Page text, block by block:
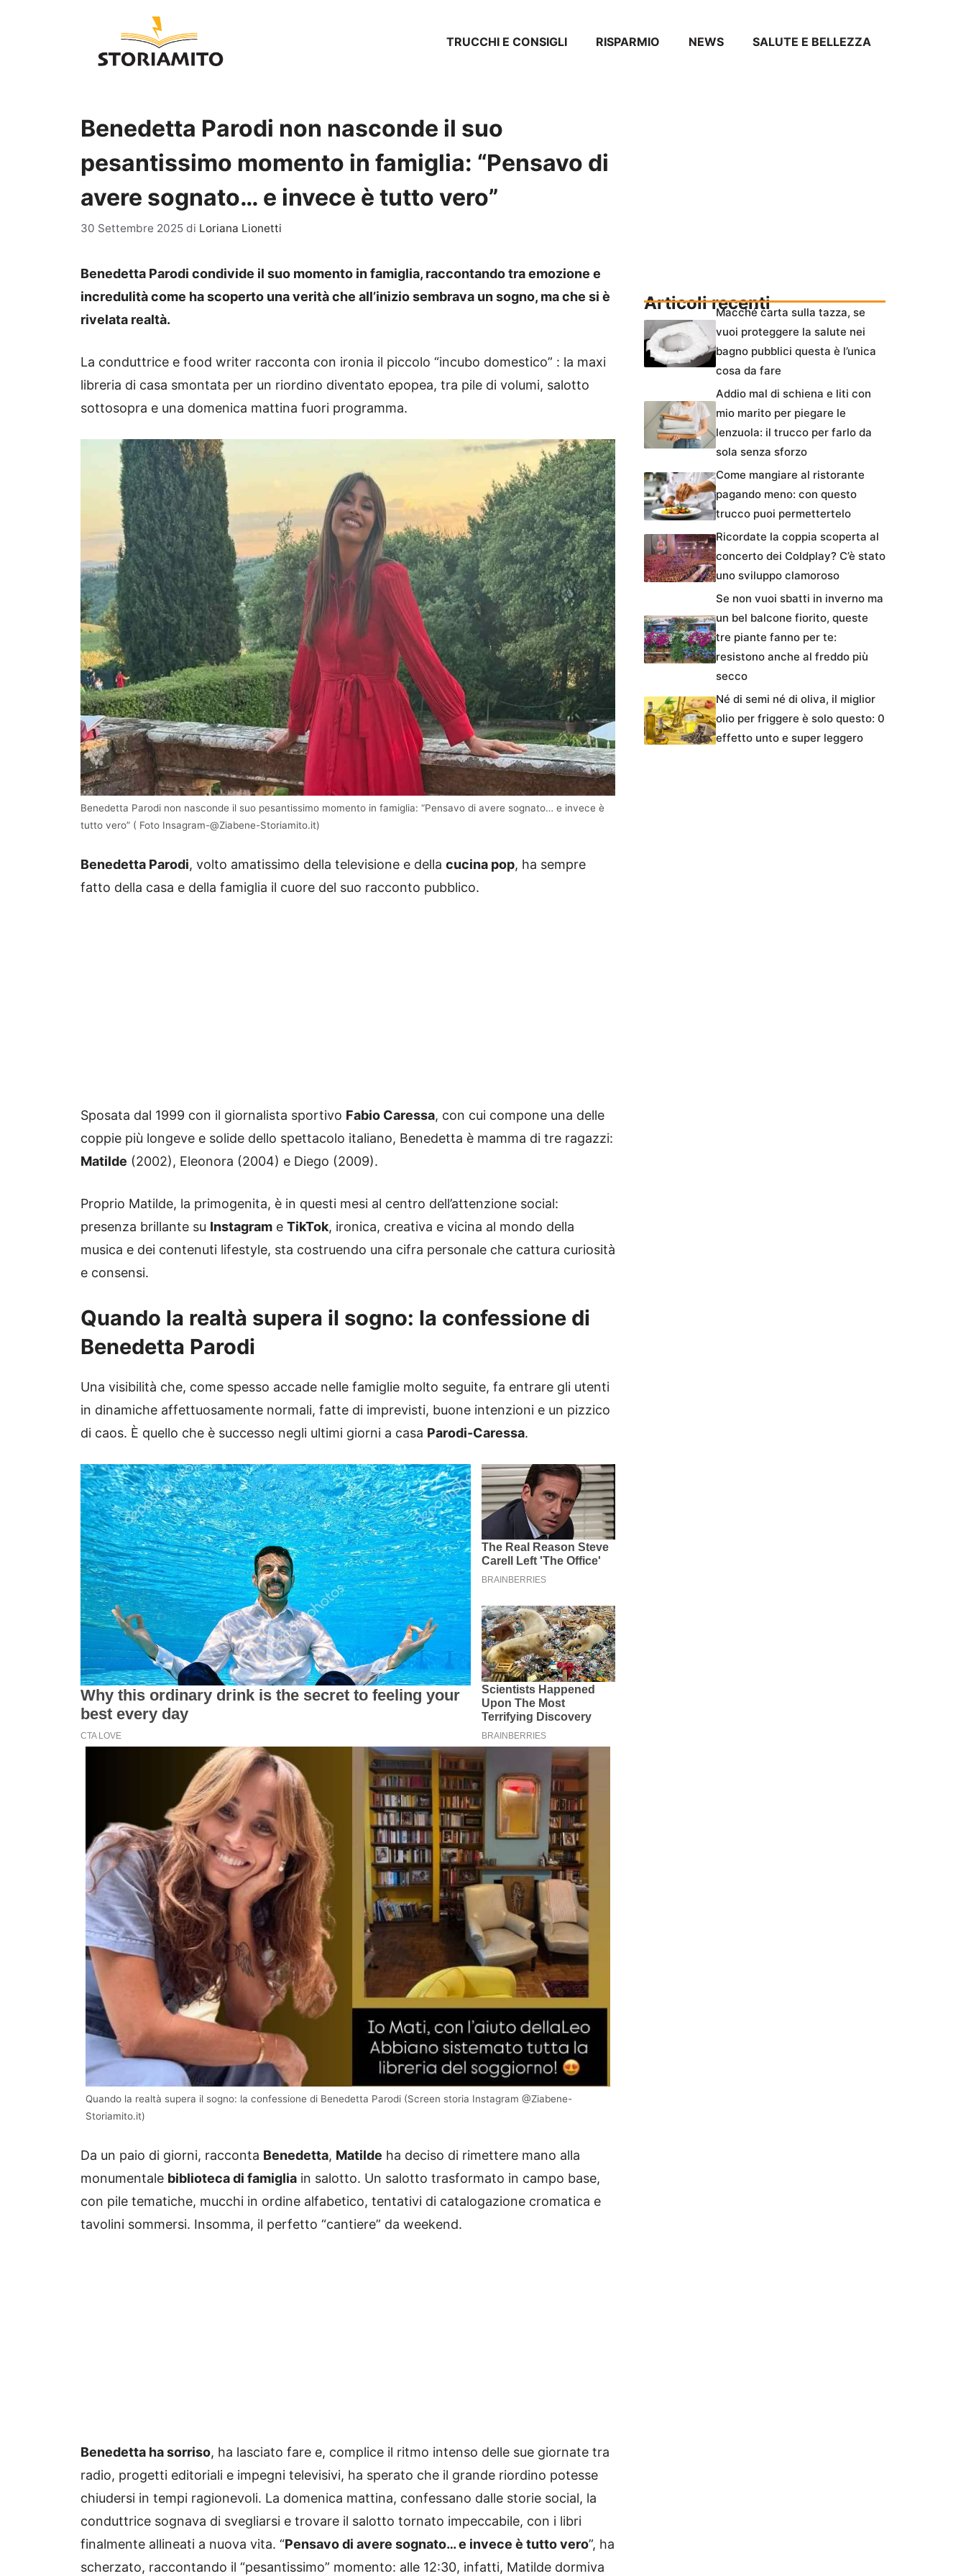
TRUCCHI E CONSIGLI RISPARMIO NEWS SALUTE E BELLEZZA
Benedetta Parodi non nasconde il suo
pesantissimo momento in famiglia: “Pensavo di
avere sognato… e invece è tutto vero”
30 Settembre 2025 di Loriana Lionetti
Benedetta Parodi condivide il suo momento in famiglia, raccontando tra emozione e
incredulità come ha scoperto una verità che all’inizio sembrava un sogno, ma che si è
rivelata realtà.
La conduttrice e food writer racconta con ironia il piccolo “incubo domestico” : la maxi
libreria di casa smontata per un riordino diventato epopea, tra pile di volumi, salotto
sottosopra e una domenica mattina fuori programma.
Benedetta Parodi non nasconde il suo pesantissimo momento in famiglia: “Pensavo di avere sognato… e invece è
tutto vero” ( Foto Insagram-@Ziabene-Storiamito.it)
Benedetta Parodi, volto amatissimo della televisione e della cucina pop, ha sempre
fatto della casa e della famiglia il cuore del suo racconto pubblico.
Sposata dal 1999 con il giornalista sportivo Fabio Caressa, con cui compone una delle
coppie più longeve e solide dello spettacolo italiano, Benedetta è mamma di tre ragazzi:
Matilde (2002), Eleonora (2004) e Diego (2009).
Proprio Matilde, la primogenita, è in questi mesi al centro dell’attenzione social:
presenza brillante su Instagram e TikTok, ironica, creativa e vicina al mondo della
musica e dei contenuti lifestyle, sta costruendo una cifra personale che cattura curiosità
e consensi.
Quando la realtà supera il sogno: la confessione di
Benedetta Parodi
Una visibilità che, come spesso accade nelle famiglie molto seguite, fa entrare gli utenti
in dinamiche affettuosamente normali, fatte di imprevisti, buone intenzioni e un pizzico
di caos. È quello che è successo negli ultimi giorni a casa Parodi-Caressa.
Quando la realtà supera il sogno: la confessione di Benedetta Parodi (Screen storia Instagram @Ziabene-
Storiamito.it)
Da un paio di giorni, racconta Benedetta, Matilde ha deciso di rimettere mano alla
monumentale biblioteca di famiglia in salotto. Un salotto trasformato in campo base,
con pile tematiche, mucchi in ordine alfabetico, tentativi di catalogazione cromatica e
tavolini sommersi. Insomma, il perfetto “cantiere” da weekend.
Benedetta ha sorriso, ha lasciato fare e, complice il ritmo intenso delle sue giornate tra
radio, progetti editoriali e impegni televisivi, ha sperato che il grande riordino potesse
chiudersi in tempi ragionevoli. La domenica mattina, confessano dalle storie social, la
conduttrice sognava di svegliarsi e trovare il salotto tornato impeccabile, con i libri
finalmente allineati a nuova vita. “Pensavo di avere sognato… e invece è tutto vero”, ha
scherzato, raccontando il “pesantissimo” momento: alle 12:30, infatti, Matilde dormiva
Articoli recentiMacché carta sulla tazza, se
vuoi proteggere la salute nei
bagno pubblici questa è l’unica
cosa da fare
Addio mal di schiena e liti con
mio marito per piegare le
lenzuola: il trucco per farlo da
sola senza sforzo
Come mangiare al ristorante
pagando meno: con questo
trucco puoi permettertelo
Ricordate la coppia scoperta al
concerto dei Coldplay? C’è stato
uno sviluppo clamoroso
Se non vuoi sbatti in inverno ma
un bel balcone fiorito, queste
tre piante fanno per te:
resistono anche al freddo più
secco
Né di semi né di oliva, il miglior
olio per friggere è solo questo: 0
effetto unto e super leggero